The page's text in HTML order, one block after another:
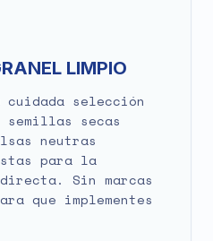
LIMPIO
cuidada selección
secas
neutras
para la
Sin marcas
que implementes